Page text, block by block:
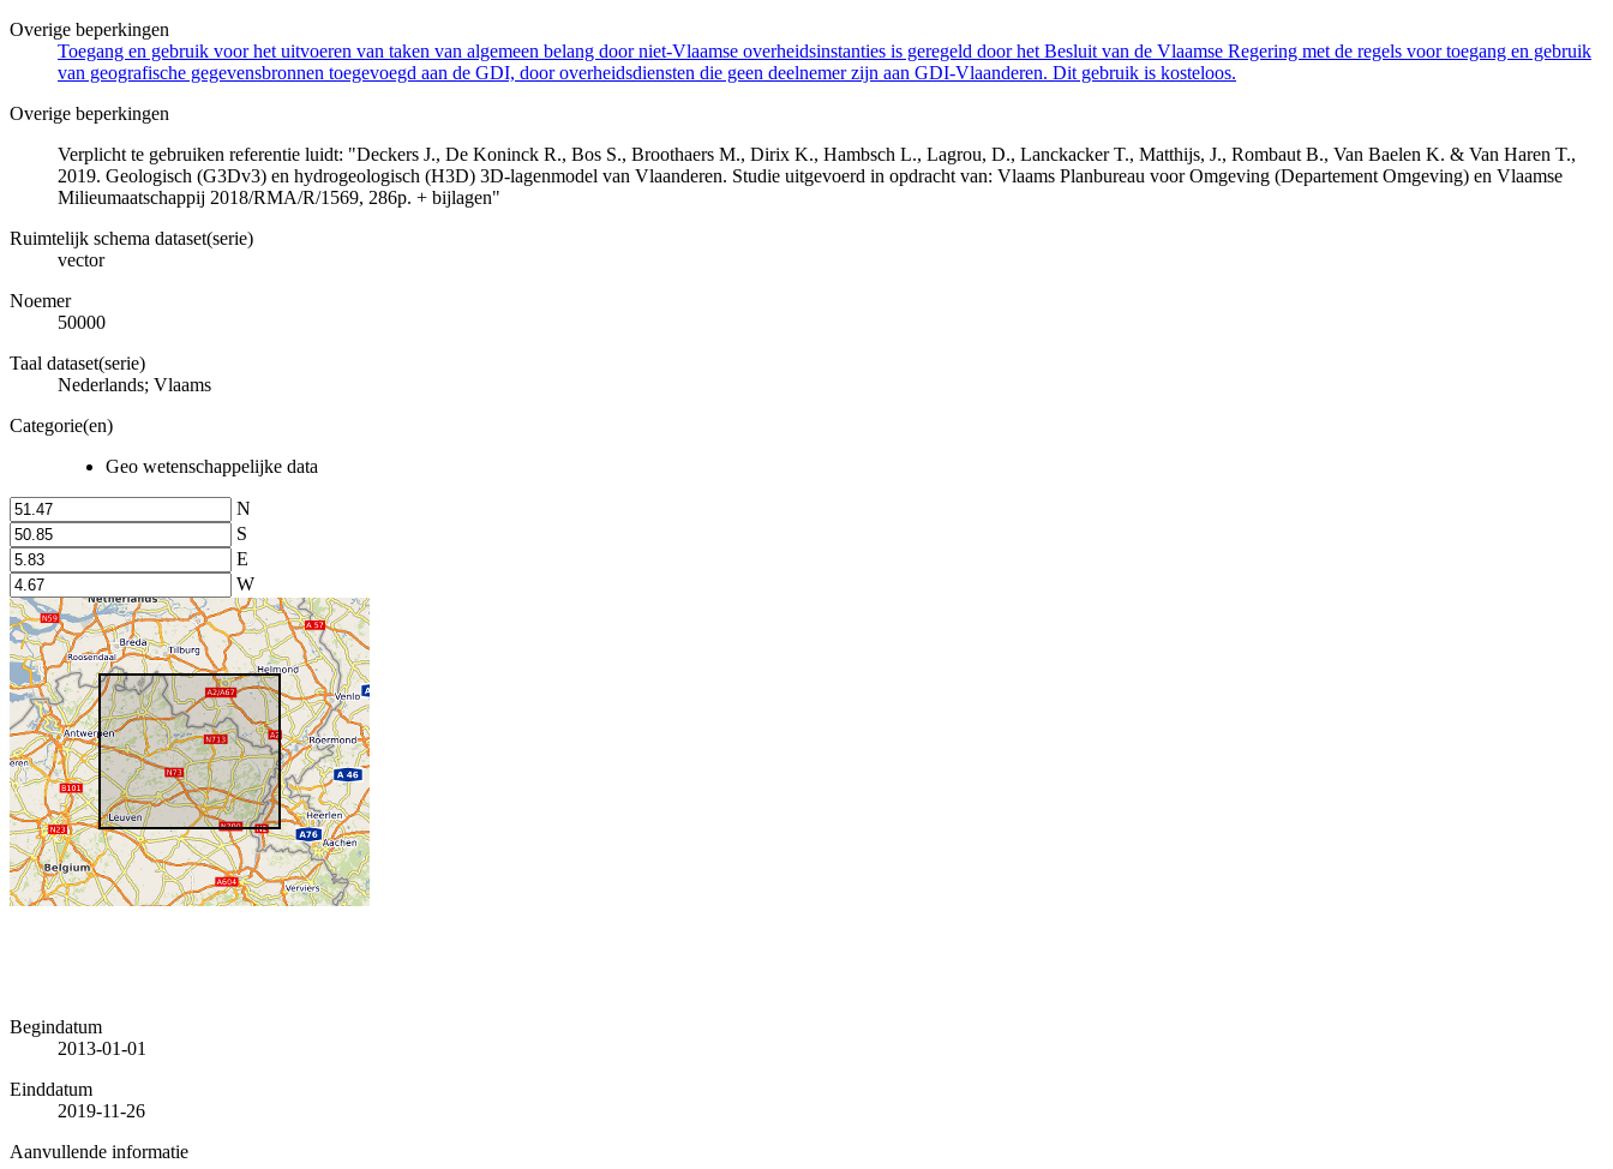
Overige beperkingen
Toegang en gebruik voor het uitvoeren van taken van algemeen belang door niet-Vlaamse overheidsinstanties is geregeld door het Besluit van de Vlaamse Regering met de regels voor toegang en gebruik
van geografische gegevensbronnen toegevoegd aan de GDI, door overheidsdiensten die geen deelnemer zijn aan GDI-Vlaanderen. Dit gebruik is kosteloos.
Overige beperkingen
Verplicht te gebruiken referentie luidt: "Deckers J., De Koninck R., Bos S., Broothaers M., Dirix K., Hambsch L., Lagrou, D., Lanckacker T., Matthijs, J., Rombaut B., Van Baelen K. & Van Haren T.,
2019. Geologisch (G3Dv3) en hydrogeologisch (H3D) 3D-lagenmodel van Vlaanderen. Studie uitgevoerd in opdracht van: Vlaams Planbureau voor Omgeving (Departement Omgeving) en Vlaamse
Milieumaatschappij 2018/RMA/R/1569, 286p. + bijlagen"
Ruimtelijk schema dataset(serie)
vector
Noemer
50000
Taal dataset(serie)
Nederlands; Vlaams
Categorie(en)
Geo wetenschappelijke data
N
S
E
W
Begindatum
2013-01-01
Einddatum
2019-11-26
Aanvullende informatie